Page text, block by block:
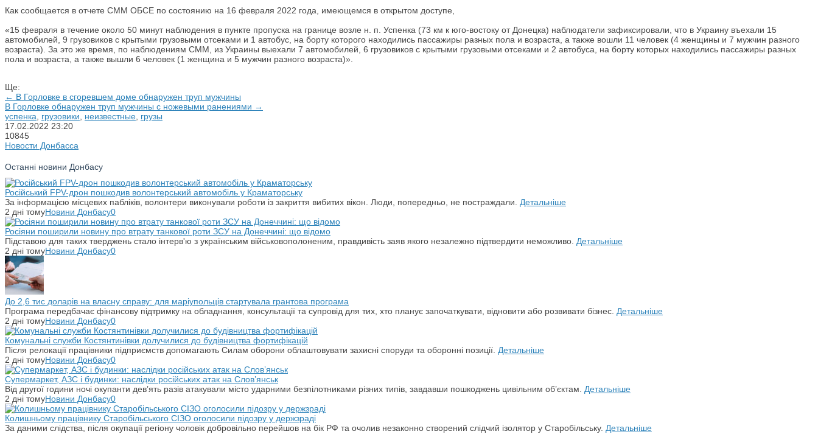
Как сообщается в отчете СММ ОБСЕ по состоянию на 16 февраля 2022 года, имеющемся в открытом доступе,
«15 февраля в течение около 50 минут наблюдения в пункте пропуска на границе возле н. п. Успенка (73 км к юго-востоку от Донецка) наблюдатели зафиксировали, что в Украину въехали 15
автомобилей, 9 грузовиков с крытыми грузовыми отсеками и 1 автобус, на борту которого находились пассажиры разных пола и возраста, а также вошли 11 человек (4 женщины и 7 мужчин разного
возраста). За это же время, по наблюдениям СММ, из Украины выехали 7 автомобилей, 6 грузовиков с крытыми грузовыми отсеками и 2 автобуса, на борту которых находились пассажиры разных
пола и возраста, а также вышли 6 человек (1 женщина и 5 мужчин разного возраста)».
Ще:
← В Горловке в сгоревшем доме обнаружен труп мужчины
В Горловке обнаружен труп мужчины с ножевыми ранениями →
успенка
грузовики неизвестные грузы
17.02.2022 23:20
10845
Новости Донбасса
Останні новини Донбасу
Російський FPV-дрон пошкодив волонтерський автомобіль у Краматорську
За інформацією місцевих пабліків, волонтери виконували роботи із закриття вибитих вікон. Люди, попередньо, не постраждали. Детальніше
2 дні томуНовини Донбасу0
Росіяни поширили новину про втрату танкової роти ЗСУ на Донеччині: що відомо
Підставою для таких тверджень стало інтерв'ю з українським військовополоненим, правдивість заяв якого незалежно підтвердити неможливо. Детальніше
2 дні томуНовини Донбасу0
До 2,6 тис доларів на власну справу: для маріупольців стартувала грантова програма
Програма передбачає фінансову підтримку на обладнання, консультації та супровід для тих, хто планує започаткувати, відновити або розвивати бізнес. Детальніше
2 дні томуНовини Донбасу0
Комунальні служби Костянтинівки долучилися до будівництва фортифікацій
Після релокації працівники підприємств допомагають Силам оборони облаштовувати захисні споруди та оборонні позиції. Детальніше
2 дні томуНовини Донбасу0
Супермаркет, АЗС і будинки: наслідки російських атак на Слов’янськ
Від другої години ночі окупанти дев’ять разів атакували місто ударними безпілотниками різних типів, завдавши пошкоджень цивільним об’єктам. Детальніше
2 дні томуНовини Донбасу0
Колишньому працівнику Старобільського СІЗО оголосили підозру у держзраді
За даними слідства, після окупації регіону чоловік добровільно перейшов на бік РФ та очолив незаконно створений слідчий ізолятор у Старобільську. Детальніше